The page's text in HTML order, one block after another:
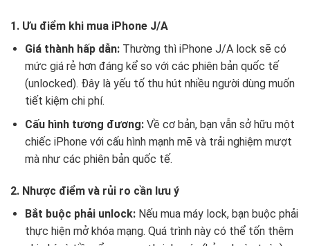
1. Ưu điểm khi mua iPhone J/A
Giá thành hấp dẫn:Thường thì iPhone J/A lock sẽ có
mức giá rẻ hơn đáng kể so với các phiên bản quốc tế
(unlocked). Đây là yếu tố thu hút nhiều người dùng muốn
tiết kiệm chi phí.
Cấu hình tương đương:Về cơ bản, bạn vẫn sở hữu một
chiếc iPhone với cấu hình mạnh mẽ và trải nghiệm mượt
mà như các phiên bản quốc tế.
2. Nhược điểm và rủi ro cần lưu ý
Bắt buộc phải unlock:Nếu mua máy lock, bạn buộc phải
thực hiện mở khóa mạng. Quá trình này có thể tốn thêm